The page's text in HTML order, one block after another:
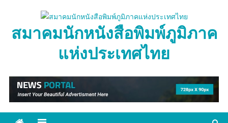
contentสมาคมนักหนังสือพิมพ์ภูมิภาค
แห่งประเทศไทย